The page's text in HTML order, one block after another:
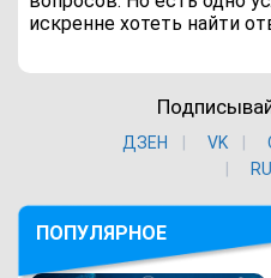
искренне хотеть найти
ДЗЕН VK
ПОПУЛЯРНОЕ